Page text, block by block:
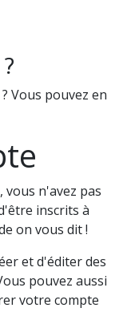
Vous pouvez en
n'avez pas
inscrits à
on vous dit !
et d'éditer des
pouvez aussi
votre compte